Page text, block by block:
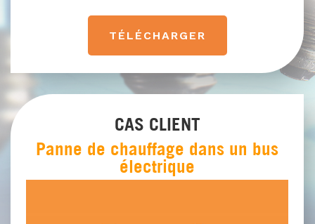
TÉLÉCHARGER
CAS CLIENT
Panne de chauffage dans un bus
électrique